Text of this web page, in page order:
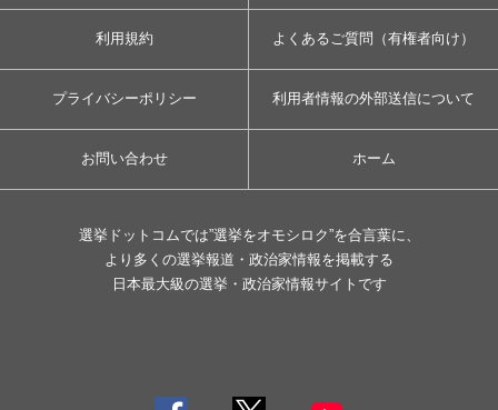
利用規約 よくあるご質問（有権者向け）
プライバシーポリシー 利用者情報の外部送信について
お問い合わせ ホーム
選挙ドットコムでは”選挙をオモシロク”を合言葉に、
より多くの選挙報道・政治家情報を掲載する
日本最大級の選挙・政治家情報サイトです